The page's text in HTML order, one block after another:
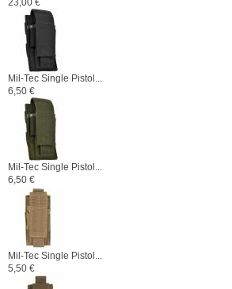
23,00 €
Mil-Tec Single Pistol...
6,50 €
Mil-Tec Single Pistol...
6,50 €
Mil-Tec Single Pistol...
5,50 €